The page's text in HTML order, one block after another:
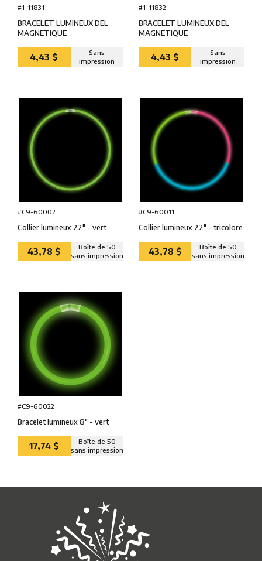
#1-11831
BRACELET LUMINEUX DEL
MAGNETIQUE
4,43 $
Sans
impression
#1-11832
BRACELET LUMINEUX DEL
MAGNETIQUE
4,43 $
Sans
impression
#C9-60002
Collier lumineux 22″ - vert
43,78 $
Boîte de 50
sans impression
#C9-60011
Collier lumineux 22″ - tricolore
43,78 $
Boîte de 50
sans impression
#C9-60022
Bracelet lumineux 8″ - vert
17,74 $
Boîte de 50
sans impression